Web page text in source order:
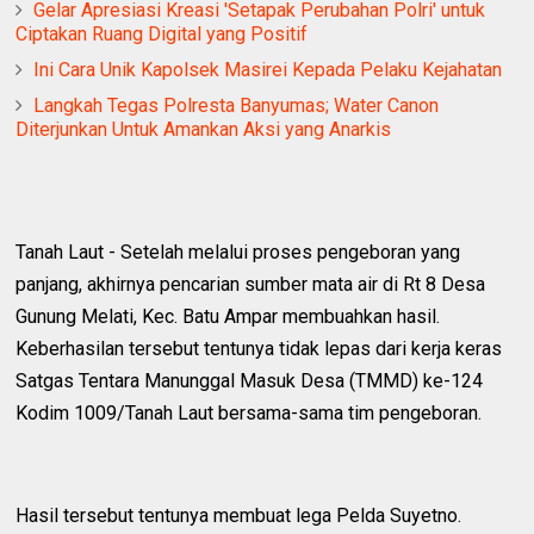
Gelar Apresiasi Kreasi 'Setapak Perubahan Polri' untuk
Ciptakan Ruang Digital yang Positif
Ini Cara Unik Kapolsek Masirei Kepada Pelaku Kejahatan
Langkah Tegas Polresta Banyumas; Water Canon
Diterjunkan Untuk Amankan Aksi yang Anarkis
Tanah Laut - Setelah melalui proses pengeboran yang
panjang, akhirnya pencarian sumber mata air di Rt 8 Desa
Gunung Melati, Kec. Batu Ampar membuahkan hasil.
Keberhasilan tersebut tentunya tidak lepas dari kerja keras
Satgas Tentara Manunggal Masuk Desa (TMMD) ke-124
Kodim 1009/Tanah Laut bersama-sama tim pengeboran.
Hasil tersebut tentunya membuat lega Pelda Suyetno.